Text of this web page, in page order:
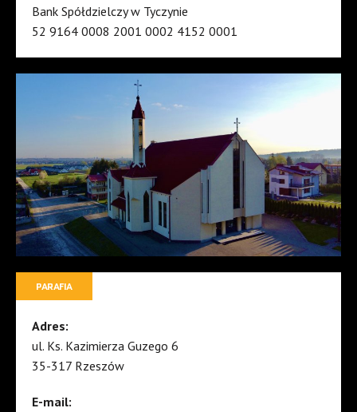
Bank Spółdzielczy w Tyczynie
52 9164 0008 2001 0002 4152 0001
PARAFIA
Adres:
ul. Ks. Kazimierza Guzego 6
35-317 Rzeszów
E-mail: